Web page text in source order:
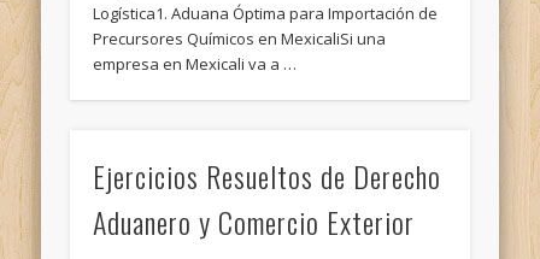
Logística1. Aduana Óptima para Importación de
Precursores Químicos en MexicaliSi una
empresa en Mexicali va a …
Ejercicios Resueltos de Derecho
Aduanero y Comercio Exterior